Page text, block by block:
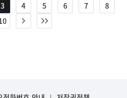
3 4 5 6 7
8